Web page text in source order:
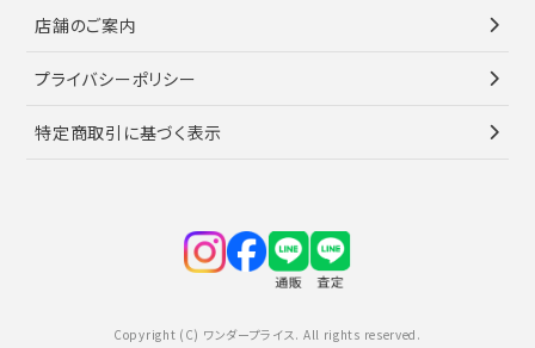
店舗のご案内
プライバシーポリシー
特定商取引に基づく表示
Copyright (C) ワンダープライス. All rights reserved.